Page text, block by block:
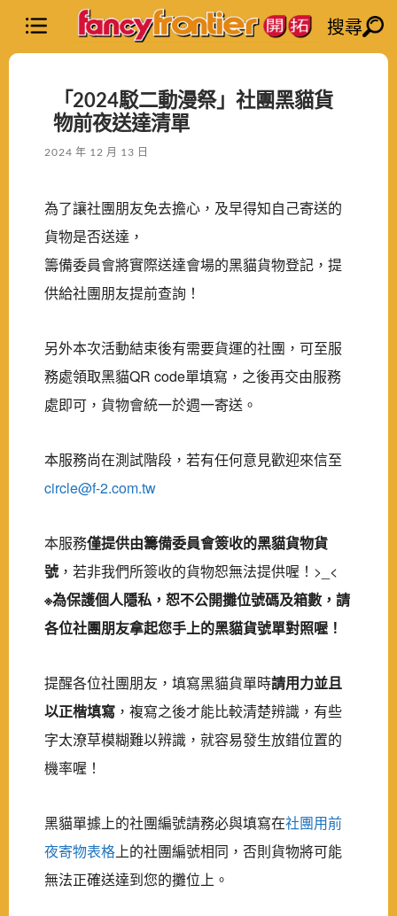
搜尋
「2024駁二動漫祭」社團黑貓貨
物前夜送達清單
2024 年 12 月 13 日
為了讓社團朋友免去擔心，及早得知自己寄送的
貨物是否送達，
籌備委員會將實際送達會場的黑貓貨物登記，提
供給社團朋友提前查詢！
另外本次活動結束後有需要貨運的社團，可至服
務處領取黑貓QR code單填寫，之後再交由服務
處即可，貨物會統一於週一寄送。
本服務尚在測試階段，若有任何意見歡迎來信至
circle@f-2.com.tw
本服務僅提供由籌備委員會簽收的黑貓貨物貨
號 ，若非我們所簽收的貨物恕無法提供喔！>_<
※為保護個人隱私，恕不公開攤位號碼及箱數，請
各位社團朋友拿起您手上的黑貓貨號單對照喔！
提醒各位社團朋友，填寫黑貓貨單時請用力並且
以正楷填寫 ，複寫之後才能比較清楚辨識，有些
字太潦草模糊難以辨識，就容易發生放錯位置的
機率喔！
黑貓單據上的社團編號請務必與填寫在社團用前
夜寄物表格上的社團編號相同，否則貨物將可能
無法正確送達到您的攤位上。